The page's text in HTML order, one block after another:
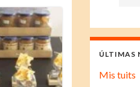
ÚLTIMAS
Mis tuits